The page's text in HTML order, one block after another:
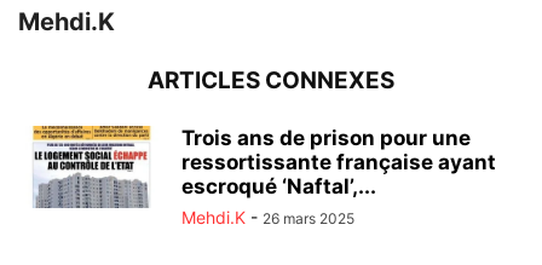
Mehdi.K
ARTICLES CONNEXES
Trois ans de prison pour une
ressortissante française ayant
escroqué ‘Naftal’,...
Mehdi.K - 26 mars 2025